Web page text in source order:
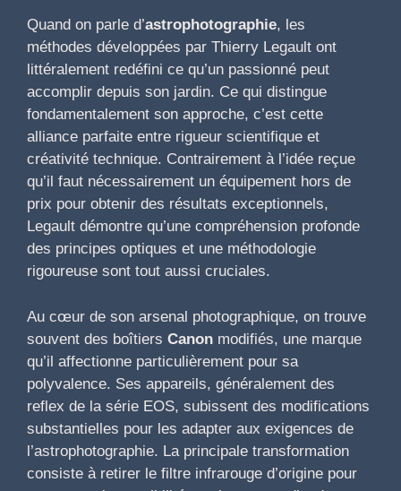
Quand on parle d’astrophotographie, les
méthodes développées par Thierry Legault ont
littéralement redéfini ce qu’un passionné peut
accomplir depuis son jardin. Ce qui distingue
fondamentalement son approche, c’est cette
alliance parfaite entre rigueur scientifique et
créativité technique. Contrairement à l’idée reçue
qu’il faut nécessairement un équipement hors de
prix pour obtenir des résultats exceptionnels,
Legault démontre qu’une compréhension profonde
des principes optiques et une méthodologie
rigoureuse sont tout aussi cruciales.
Au cœur de son arsenal photographique, on trouve
souvent des boîtiers Canon modifiés, une marque
qu’il affectionne particulièrement pour sa
polyvalence. Ses appareils, généralement des
reflex de la série EOS, subissent des modifications
substantielles pour les adapter aux exigences de
l’astrophotographie. La principale transformation
consiste à retirer le filtre infrarouge d’origine pour